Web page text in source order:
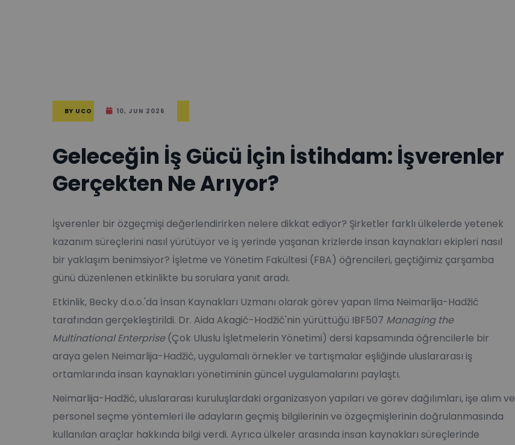
BY UCO 10, JUN 2026
Geleceğin İş Gücü İçin İstihdam: İşverenler
Gerçekten Ne Arıyor?
İşverenler bir özgeçmişi değerlendirirken nelere dikkat ediyor? Şirketler farklı ülkelerde yetenek
kazanım süreçlerini nasıl yürütüyor ve iş yerinde yaşanan krizlerde insan kaynakları ekipleri nasıl
bir yaklaşım benimsiyor? İşletme ve Yönetim Fakültesi (FBA) öğrencileri, geçtiğimiz çarşamba
günü düzenlenen etkinlikte bu sorulara yanıt aradı.
Etkinlik, Becky d.o.o.'da İnsan Kaynakları Uzmanı olarak görev yapan Ilma Neimarlija-Hadžić
tarafından gerçekleştirildi. Dr. Aida Akagić-Hodžić'nin yürüttüğü IBF507 Managing the
Multinational Enterprise(Çok Uluslu İşletmelerin Yönetimi) dersi kapsamında öğrencilerle bir
araya gelen Neimarlija-Hadžić, uygulamalı örnekler ve tartışmalar eşliğinde uluslararası iş
ortamlarında insan kaynakları yönetiminin güncel uygulamalarını paylaştı.
Neimarlija-Hadžić, uluslararası kuruluşlardaki organizasyon yapıları ve görev dağılımları, işe alım ve
personel seçme yöntemleri ile adayların geçmiş bilgilerinin ve özgeçmişlerinin doğrulanmasında
kullanılan araçlar hakkında bilgi verdi. Ayrıca ülkeler arasında insan kaynakları süreçlerinde